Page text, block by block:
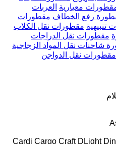
معيارية العربات
رفع الخطاف مقطورات
تنبيهية مقطورات نقل الكلاب
مقطورات نقل الدراجات
شاحنات نقل المواد الزجاجية
مقطورات نقل الدواجن
Cardi Cargo Craft DLight